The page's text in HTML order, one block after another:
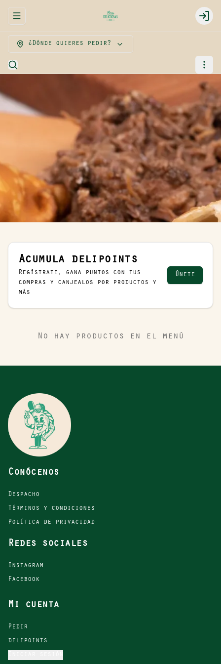
Abrir menu de navegación
¿Dónde quieres pedir?
Acumula delipoints
Regístrate, gana puntos con tus
compras y canjealos por productos y
más
Únete
No hay productos en el menú
Conócenos
Despacho
Términos y condiciones
Política de privacidad
Redes sociales
Instagram
Facebook
Mi cuenta
Pedir
delipoints